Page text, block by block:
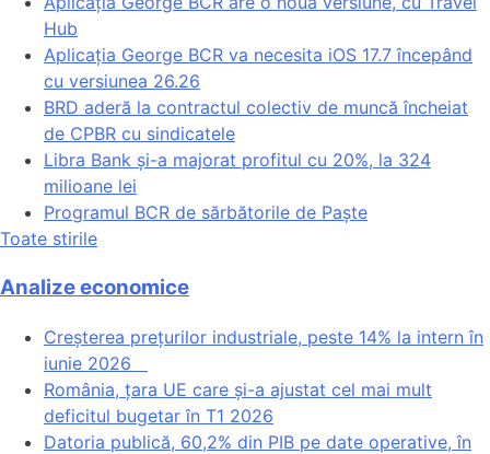
Hub
Aplicația George BCR va necesita iOS 17.7 începând
cu versiunea 26.26
BRD aderă la contractul colectiv de muncă încheiat
de CPBR cu sindicatele
Libra Bank și-a majorat profitul cu 20%, la 324
milioane lei
Programul BCR de sărbătorile de Paște
Toate stirile
Analize economice
Creșterea prețurilor industriale, peste 14% la intern în
iunie 2026
România, țara UE care și-a ajustat cel mai mult
deficitul bugetar în T1 2026
Datoria publică, 60,2% din PIB pe date operative, în